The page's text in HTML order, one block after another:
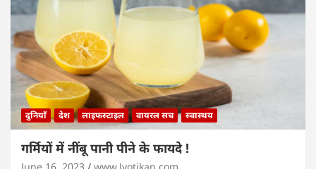
दुनियाँ देश लाइफस्टाइल वायरल सच स्वास्थय
गर्मियों में नींबू पानी पीने के फायदे !